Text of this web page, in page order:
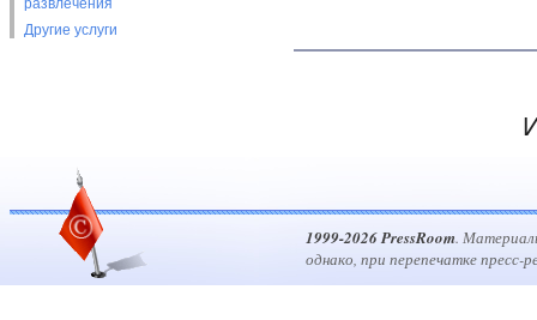
развлечения
Другие услуги
1999-2026 PressRoom.
однако, при перепечатке пресс-